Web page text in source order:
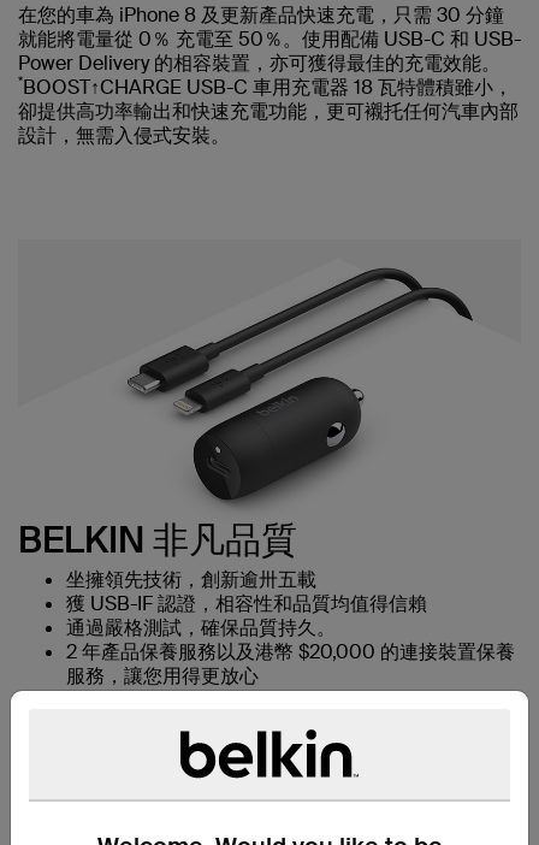
在您的車為 iPhone 8 及更新產品快速充電，只需 30 分鐘
就能將電量從 0％ 充電至 50％。使用配備 USB-C 和 USB-
Power Delivery 的相容裝置，亦可獲得最佳的充電效能。
*BOOST↑CHARGE USB-C 車用充電器 18 瓦特體積雖小，
卻提供高功率輸出和快速充電功能，更可襯托任何汽車內部
設計，無需入侵式安裝。
BELKIN 非凡品質
坐擁領先技術，創新逾卅五載
獲 USB-IF 認證，相容性和品質均值得信賴
通過嚴格測試，確保品質持久。
2 年產品保養服務以及港幣 $20,000 的連接裝置保養
服務，讓您用得更放心